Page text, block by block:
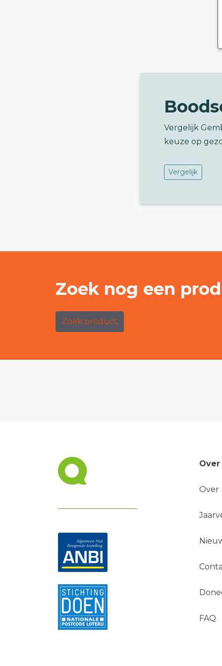
Vergelijk
keuze op
Vergelijk
Zoek nog een
Zoek product
Over
Over
FAQ